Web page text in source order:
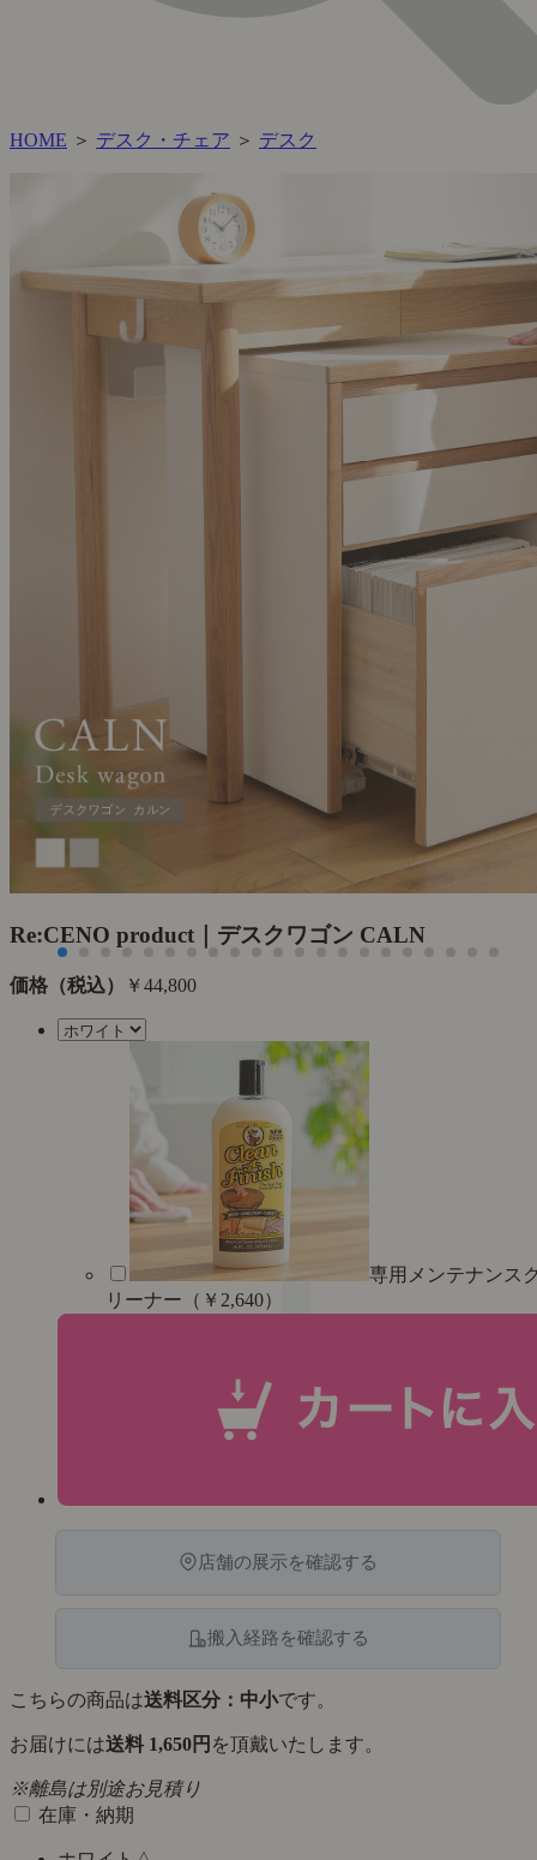
HOME ＞ デスク・チェア ＞ デスク
Re:CENO product｜デスクワゴン CALN
価格（税込） ￥44,800
専用メンテナンス
リーナー（￥2,640）
店舗の展示を確認する
搬入経路を確認する
こちらの商品は送料区分：中小です。
お届けには送料 1,650円 を頂戴いたします。
※離島は別途お見積り
在庫・納期